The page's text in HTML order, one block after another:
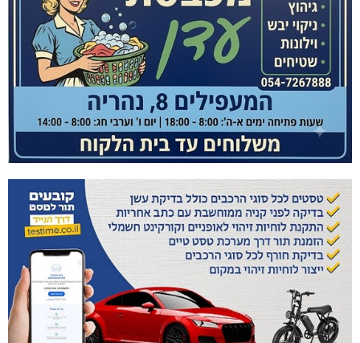
היכל שלמה, מעלות: עונת 26-27